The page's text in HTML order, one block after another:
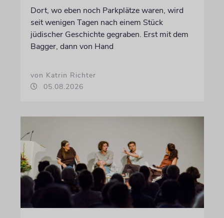
Dort, wo eben noch Parkplätze waren, wird
seit wenigen Tagen nach einem Stück
jüdischer Geschichte gegraben. Erst mit dem
Bagger, dann von Hand
von Katrin Richter
05.08.2026